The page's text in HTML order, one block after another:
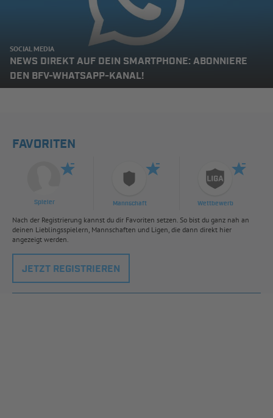
SOCIAL MEDIA
NEWS DIREKT AUF DEIN SMARTPHONE: ABONNIERE
DEN BFV-WHATSAPP-KANAL!
FAVORITEN
Spieler Mannschaft Wettbewerb
Nach der Registrierung kannst du dir Favoriten setzen. So bist du ganz nah an
deinen Lieblingsspielern, Mannschaften und Ligen, die dann direkt hier
angezeigt werden.
JETZT REGISTRIEREN